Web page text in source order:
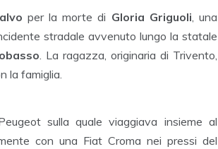
per la morte di Gloria Griguoli, una
stradale avvenuto lungo la statale
. La ragazza, originaria di Trivento,
la famiglia.
sulla quale viaggiava insieme al
con una Fiat Croma nei pressi del